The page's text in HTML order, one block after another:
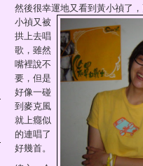
然後很幸運地又看到黃小禎了，
小禎又被
拱上去唱
歌，雖然
嘴裡說不
要，但是
好像一碰
到麥克風
就上癮似
的連唱了
好幾首。